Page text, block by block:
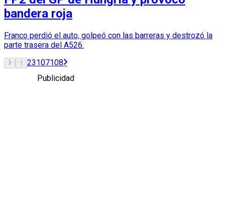
bandera roja
Franco perdió el auto, golpeó con las barreras y destrozó la
parte trasera del A526.
1 23107108
Publicidad